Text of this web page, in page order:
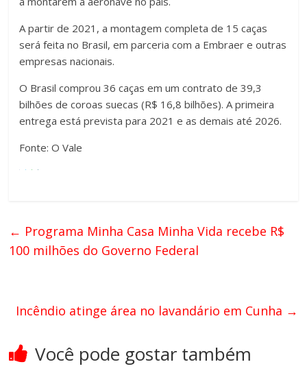
A partir de 2021, a montagem completa de 15 caças
será feita no Brasil, em parceria com a Embraer e outras
empresas nacionais.
O Brasil comprou 36 caças em um contrato de 39,3
bilhões de coroas suecas (R$ 16,8 bilhões). A primeira
entrega está prevista para 2021 e as demais até 2026.
Fonte: O Vale
← Programa Minha Casa Minha Vida recebe R$
100 milhões do Governo Federal
Incêndio atinge área no lavandário em Cunha →
Você pode gostar também